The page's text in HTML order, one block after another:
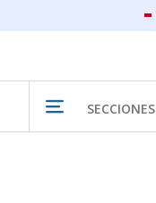
SECCIONES